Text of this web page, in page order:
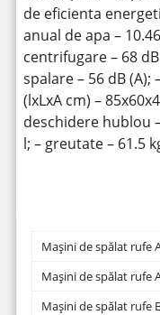
de eficienta
anual de apa –
centrifugare – 68
spalare – 56 dB (A);
(lxLxA cm) –
deschidere hublou
l; – greutate – 61.5
Mașini de spălat rufe
Mașini de spălat rufe
Mașini de spălat rufe